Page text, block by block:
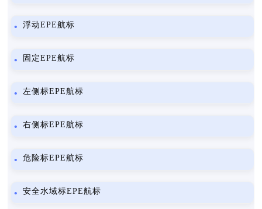
浮动EPE航标
固定EPE航标
左侧标EPE航标
右侧标EPE航标
危险标EPE航标
安全水域标EPE航标